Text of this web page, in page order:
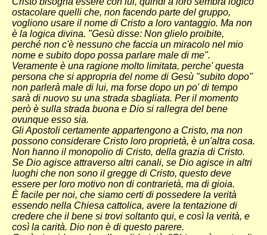
ostacolare quelli che, non facendo parte del gruppo,
vogliono usare il nome di Cristo a loro vantaggio. Ma non
è la logica divina. "Gesù disse: Non glielo proibite,
perché non c'è nessuno che faccia un miracolo nel mio
nome e subito dopo possa parlare male di me".
Veramente è una ragione molto limitata, perche' questa
persona che si appropria del nome di Gesù "subito dopo"
non parlerà male di lui, ma forse dopo un po' di tempo
sarà di nuovo su una strada sbagliata. Per il momento
però è sulla strada buona e Dio si rallegra del bene
ovunque esso sia.
Gli Apostoli certamente appartengono a Cristo, ma non
possono considerare Cristo loro proprietà, è un'altra cosa.
Non hanno il monopolio di Cristo, della grazia di Cristo.
Se Dio agisce attraverso altri canali, se Dio agisce in altri
luoghi che non sono il gregge di Cristo, questo deve
essere per loro motivo non di contrarietà, ma di gioia.
È facile per noi, che siamo certi di possedere la verità
essendo nella Chiesa cattolica, avere la tentazione di
credere che il bene si trovi soltanto qui, e così la verità, e
così la carità. Dio non è di questo parere.